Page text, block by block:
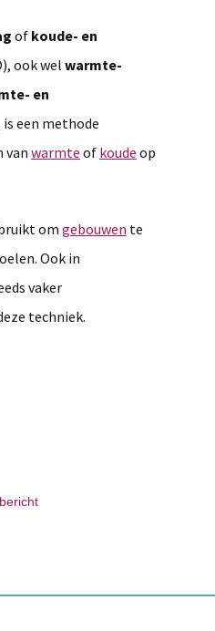
of koude- en
ook wel warmte-
en
is een methode
vanwarmte of koude op
om gebouwen te
Ook in
vaker
techniek.